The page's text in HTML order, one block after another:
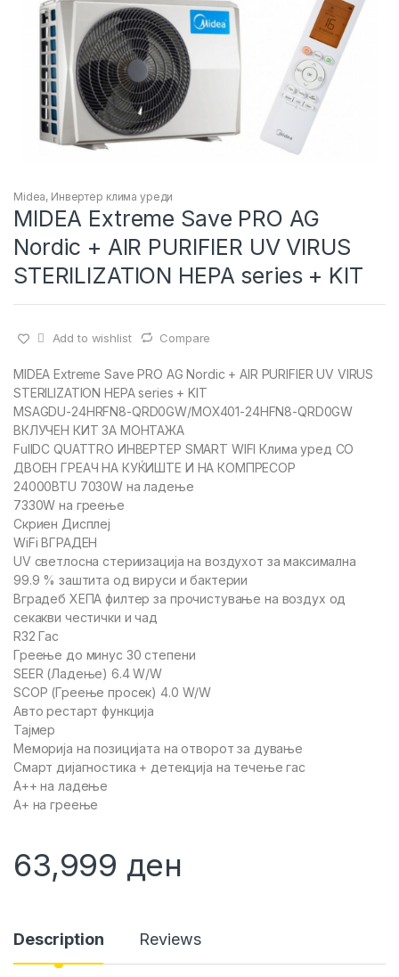
Midea, Инвертер клима уреди
MIDEA Extreme Save PRO AG
Nordic + AIR PURIFIER UV VIRUS
STERILIZATION HEPA series + KIT
Add to wishlist Compare
MIDEA Extreme Save PRO AG Nordic + AIR PURIFIER UV VIRUS
STERILIZATION HEPA series + KIT
MSAGDU-24HRFN8-QRD0GW/MOX401-24HFN8-QRD0GW
ВКЛУЧЕН КИТ ЗА МОНТАЖА
FullDC QUATTRO ИНВЕРТЕР SMART WIFI Клима уред СО
ДВОЕН ГРЕАЧ НА КУЌИШТЕ И НА КОМПРЕСОР
24000BTU 7030W на ладење
7330W на греење
Скриен Дисплеј
WiFi ВГРАДЕН
UV светлосна стериизација на воздухот за максимална
99.9 % заштита од вируси и бактерии
Вградеб ХЕПА филтер за прочистување на воздух од
секакви честички и чад
R32 Гас
Греење до минус 30 степени
SEER (Ладење) 6.4 W/W
SCOP (Греење просек) 4.0 W/W
Авто рестарт функција
Тајмер
Меморија на позицијата на отворот за дување
Смарт дијагностика + детекција на течење гас
A++ на ладење
А+ на греење
63,999 ден
Description Reviews